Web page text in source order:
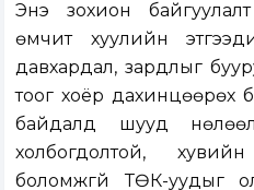
Энэ зохион
өмчит хуулийн
давхардал, зардлыг
тоог хоёр дахинцөөрөх
байдалд шууд
холбогдолтой,
боломжгүй ТӨК-уудыг